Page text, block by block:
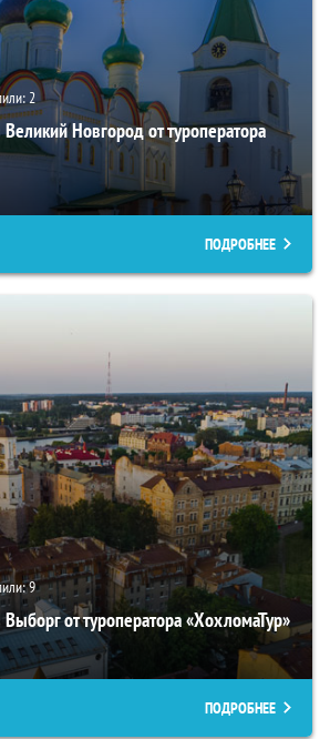
2
Новгород от туроператора
ПОДРОБНЕЕ
9
от туроператора «ХохломаТур»
ПОДРОБНЕЕ